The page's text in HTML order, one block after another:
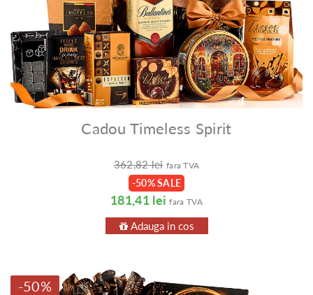
Cadou Timeless Spirit
362,82 lei fara TVA
-50% SALE
181,41 lei fara TVA
Adauga in cos
-50%